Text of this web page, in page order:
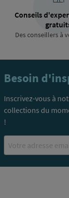
Conseils
Des conseillers à
Besoin
Inscrivez-vous à
collections du
!
Email